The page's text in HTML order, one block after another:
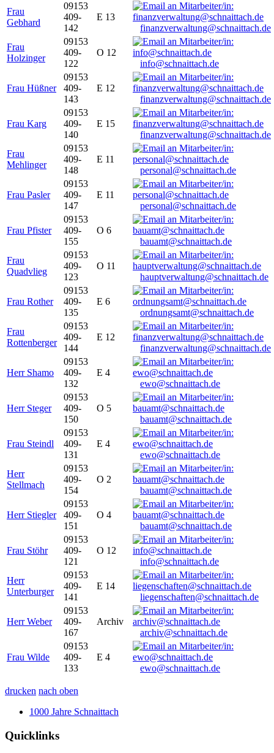
Frau
Gebhard
09153
409-
142
E 13
finanzverwaltung@schnaittach.de
Frau
Holzinger
09153
409-
122
O 12
info@schnaittach.de
Frau Hüßner
09153
409-
143
E 12
finanzverwaltung@schnaittach.de
Frau Karg
09153
409-
140
E 15
finanzverwaltung@schnaittach.de
Frau
Mehlinger
09153
409-
148
E 11
personal@schnaittach.de
Frau Pasler
09153
409-
147
E 11
personal@schnaittach.de
Frau Pfister
09153
409-
155
O 6
bauamt@schnaittach.de
Frau
Quadvlieg
09153
409-
123
O 11
hauptverwaltung@schnaittach.de
Frau Rother
09153
409-
135
E 6
ordnungsamt@schnaittach.de
Frau
Rottenberger
09153
409-
144
E 12
finanzverwaltung@schnaittach.de
Herr Shamo
09153
409-
132
E 4
ewo@schnaittach.de
Herr Steger
09153
409-
150
O 5
bauamt@schnaittach.de
Frau Steindl
09153
409-
131
E 4
ewo@schnaittach.de
Herr
Stellmach
09153
409-
154
O 2
bauamt@schnaittach.de
Herr Stiegler
09153
409-
151
O 4
bauamt@schnaittach.de
Frau Stöhr
09153
409-
121
O 12
info@schnaittach.de
Herr
Unterburger
09153
409-
141
E 14
liegenschaften@schnaittach.de
Herr Weber
09153
409-
167
Archiv
archiv@schnaittach.de
Frau Wilde
09153
409-
133
E 4
ewo@schnaittach.de
drucken nach oben
1000 Jahre Schnaittach
Quicklinks